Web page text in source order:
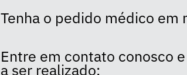
Tenha o pedido médico em
Entre em contato conosco
a ser realizado;